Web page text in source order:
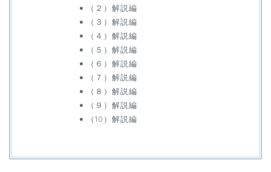
（２）解説編
（３）解説編
（４）解説編
（５）解説編
（６）解説編
（７）解説編
（８）解説編
（９）解説編
（10）解説編